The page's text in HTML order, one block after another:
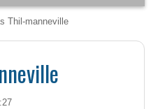
Thil-manneville